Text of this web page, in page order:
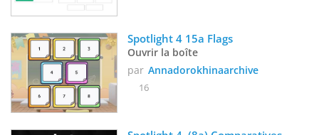
Spotlight 4 15a Flags
Ouvrir la boîte
par Annadorokhinaarchive
16